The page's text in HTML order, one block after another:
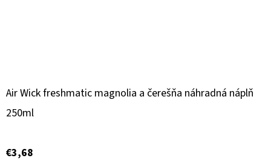
Air Wick freshmatic magnolia a čerešňa náhradná náplň
250ml
€3,68